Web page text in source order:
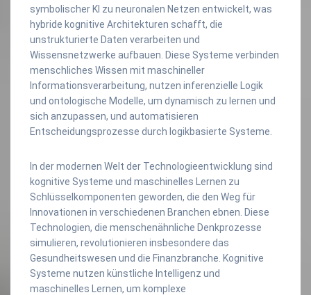
symbolischer KI zu neuronalen Netzen entwickelt, was
hybride kognitive Architekturen schafft, die
unstrukturierte Daten verarbeiten und
Wissensnetzwerke aufbauen. Diese Systeme verbinden
menschliches Wissen mit maschineller
Informationsverarbeitung, nutzen inferenzielle Logik
und ontologische Modelle, um dynamisch zu lernen und
sich anzupassen, und automatisieren
Entscheidungsprozesse durch logikbasierte Systeme.
In der modernen Welt der Technologieentwicklung sind
kognitive Systeme und maschinelles Lernen zu
Schlüsselkomponenten geworden, die den Weg für
Innovationen in verschiedenen Branchen ebnen. Diese
Technologien, die menschenähnliche Denkprozesse
simulieren, revolutionieren insbesondere das
Gesundheitswesen und die Finanzbranche. Kognitive
Systeme nutzen künstliche Intelligenz und
maschinelles Lernen, um komplexe